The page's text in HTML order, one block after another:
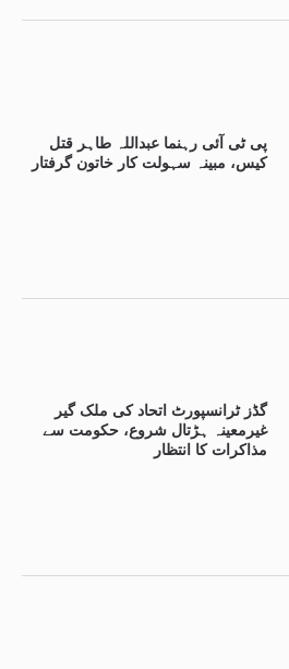
پی ٹی آئی رہنما عبداللہ طاہر قتل
کیس، مبینہ سہولت کار خاتون گرفتار
گڈز ٹرانسپورٹ اتحاد کی ملک گیر
غیرمعینہ ہڑتال شروع، حکومت سے
مذاکرات کا انتظار